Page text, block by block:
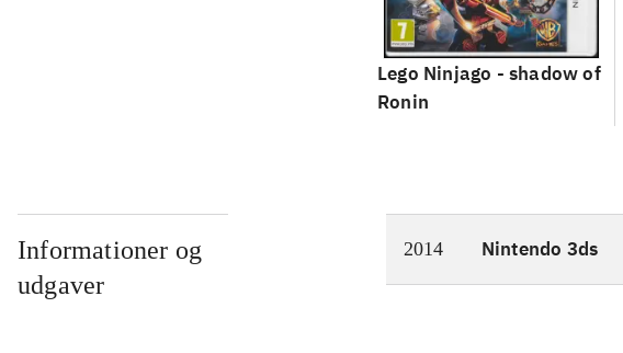
Lego Ninjago - shadow of
Ronin
Informationer og
udgaver
2014 Nintendo 3ds